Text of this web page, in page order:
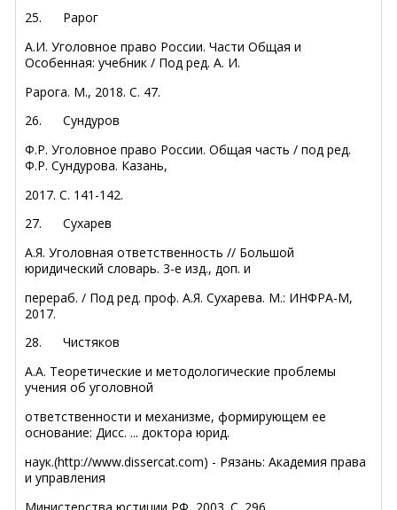
25. Рарог
А.И. Уголовное право России. Части Общая и
Особенная: учебник / Под ред. А. И.
Рарога. М., 2018. С. 47.
26. Сундуров
Ф.Р. Уголовное право России. Общая часть / под ред.
Ф.Р. Сундурова. Казань,
2017. С. 141-142.
27. Сухарев
А.Я. Уголовная ответственность // Большой
юридический словарь. 3-е изд., доп. и
перераб. / Под ред. проф. А.Я. Сухарева. М.: ИНФРА-М,
2017.
28. Чистяков
А.А. Теоретические и методологические проблемы
учения об уголовной
ответственности и механизме, формирующем ее
основание: Дисс. ... доктора юрид.
наук.(http://www.dissercat.com) - Рязань: Академия права
и управления